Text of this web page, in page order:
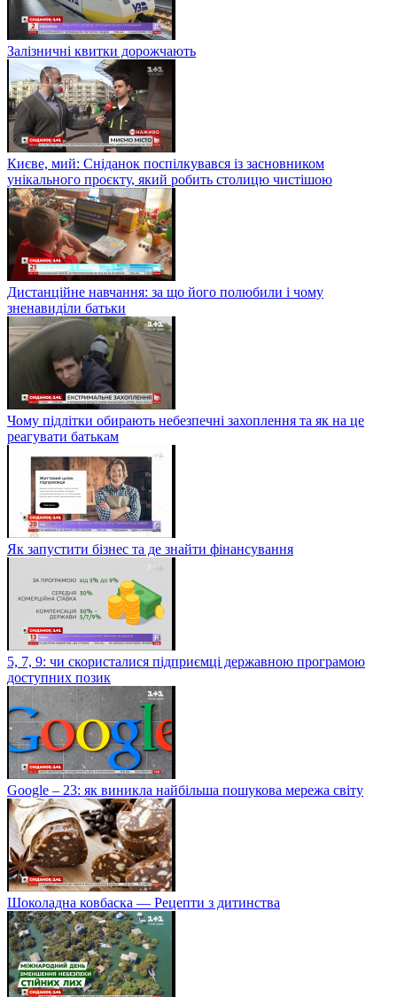
Залізничні квитки дорожчають
Києве, мий: Сніданок поспілкувався із засновником
унікального проєкту, який робить столицю чистішою
Дистанційне навчання: за що його полюбили і чому
зненавиділи батьки
Чому підлітки обирають небезпечні захоплення та як на це
реагувати батькам
Як запустити бізнес та де знайти фінансування
5, 7, 9: чи скористалися підприємці державною програмою
доступних позик
Google – 23: як виникла найбільша пошукова мережа світу
Шоколадна ковбаска — Рецепти з дитинства